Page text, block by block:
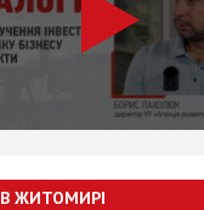
ЖИТОМИРІ